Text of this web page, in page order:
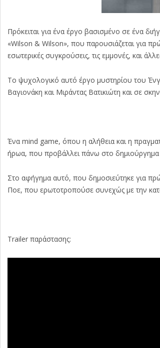
Πρόκειται για ένα έργο βασισμένο σε ένα
«Wilson & Wilson», που παρουσιάζεται για
εσωτερικές συγκρούσεις, τις εμμονές, και
Το ψυχολογικό αυτό έργο μυστηρίου του
Βαγιονάκη και Μιράντας Βατικιώτη και σε
Ένα mind game, όπου η αλήθεια και η
ήρωα, που προβάλλει πάνω στο δημιούργημα
Στο αφήγημα αυτό, που δημοσιεύτηκε για
Ποε, που ερωτοτροπούσε συνεχώς με την
Trailer παράστασης: